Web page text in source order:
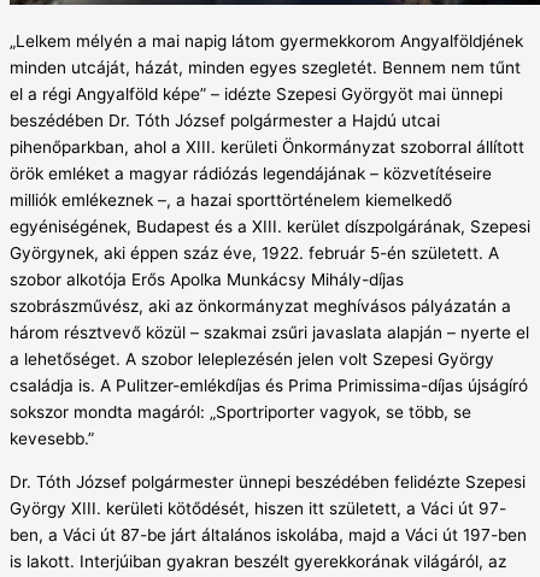
„Lelkem mélyén a mai napig látom gyermekkorom Angyalföldjének
minden utcáját, házát, minden egyes szegletét. Bennem nem tűnt
el a régi Angyalföld képe” – idézte Szepesi Györgyöt mai ünnepi
beszédében Dr. Tóth József polgármester a Hajdú utcai
pihenőparkban, ahol a XIII. kerületi Önkormányzat szoborral állított
örök emléket a magyar rádiózás legendájának – közvetítéseire
milliók emlékeznek –, a hazai sporttörténelem kiemelkedő
egyéniségének, Budapest és a XIII. kerület díszpolgárának, Szepesi
Györgynek, aki éppen száz éve, 1922. február 5-én született. A
szobor alkotója Erős Apolka Munkácsy Mihály-díjas
szobrászművész, aki az önkormányzat meghívásos pályázatán a
három résztvevő közül – szakmai zsűri javaslata alapján – nyerte el
a lehetőséget. A szobor leleplezésén jelen volt Szepesi György
családja is. A Pulitzer-emlékdíjas és Prima Primissima-díjas újságíró
sokszor mondta magáról: „Sportriporter vagyok, se több, se
kevesebb.”
Dr. Tóth József polgármester ünnepi beszédében felidézte Szepesi
György XIII. kerületi kötődését, hiszen itt született, a Váci út 97-
ben, a Váci út 87-be járt általános iskolába, majd a Váci út 197-ben
is lakott. Interjúiban gyakran beszélt gyerekkorának világáról, az